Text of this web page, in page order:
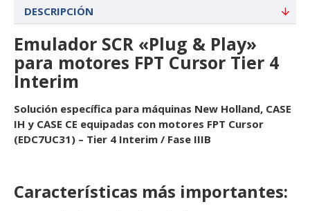
DESCRIPCIÓN
Emulador SCR «Plug & Play»
para motores FPT Cursor Tier 4
Interim
Solución específica para máquinas New Holland, CASE
IH y CASE CE equipadas con motores FPT Cursor
(EDC7UC31) – Tier 4 Interim / Fase IIIB
Características más importantes: